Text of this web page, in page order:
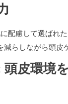
配慮して選ばれ
減らしながら頭皮
頭皮環境